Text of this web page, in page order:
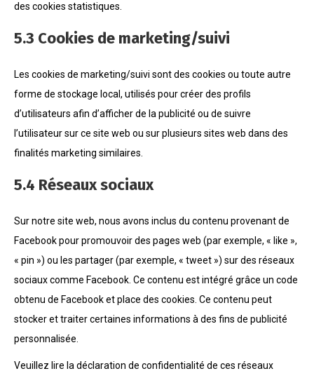
des cookies statistiques.
5.3 Cookies de marketing/suivi
Les cookies de marketing/suivi sont des cookies ou toute autre
forme de stockage local, utilisés pour créer des profils
d’utilisateurs afin d’afficher de la publicité ou de suivre
l’utilisateur sur ce site web ou sur plusieurs sites web dans des
finalités marketing similaires.
5.4 Réseaux sociaux
Sur notre site web, nous avons inclus du contenu provenant de
Facebook pour promouvoir des pages web (par exemple, « like »,
« pin ») ou les partager (par exemple, « tweet ») sur des réseaux
sociaux comme Facebook. Ce contenu est intégré grâce un code
obtenu de Facebook et place des cookies. Ce contenu peut
stocker et traiter certaines informations à des fins de publicité
personnalisée.
Veuillez lire la déclaration de confidentialité de ces réseaux